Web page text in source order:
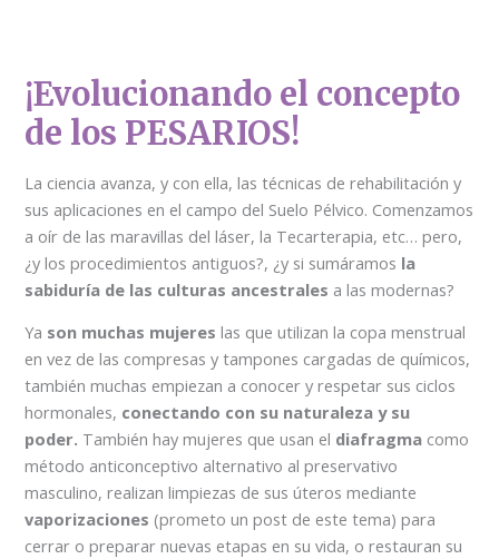
¡Evolucionando el concepto
de los PESARIOS!
La ciencia avanza, y con ella, las técnicas de rehabilitación y
sus aplicaciones en el campo del Suelo Pélvico. Comenzamos
a oír de las maravillas del láser, la Tecarterapia, etc… pero,
¿y los procedimientos antiguos?, ¿y si sumáramos la
sabiduría de las culturas ancestrales a las modernas?
Ya son muchas mujeres las que utilizan la copa menstrual
en vez de las compresas y tampones cargadas de químicos,
también muchas empiezan a conocer y respetar sus ciclos
hormonales, conectando con su naturaleza y su
poder. También hay mujeres que usan el diafragma como
método anticonceptivo alternativo al preservativo
masculino, realizan limpiezas de sus úteros mediante
vaporizaciones (prometo un post de este tema) para
cerrar o preparar nuevas etapas en su vida, o restauran su